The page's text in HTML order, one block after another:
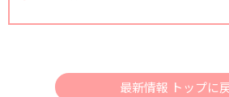
最新情報 トップに